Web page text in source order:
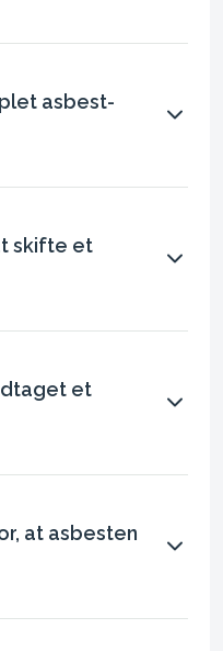
asbest-
skifte et
et
at asbesten